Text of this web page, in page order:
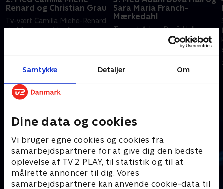
Samtykke Detaljer Om
Dine data og cookies
Vi bruger egne cookies og cookies fra
samarbejdspartnere for at give dig den bedste
oplevelse af TV 2 PLAY, til statistik og til at
målrette annoncer til dig. Vores
samarbejdspartnere kan anvende cookie-data til
Renard og Christian Grau
Tv-vært Camilla Miehe-Renard
skal forsøge at krejle
Holdkaptajnerne er Andreas
Bo og Annette Heick.
Sara Maria Franch-
Mærkedahl
Tv-vært Adam Duvå Hall og
podcaster og foredragsholder
Sara Maria Franch-Mærkedahl
tager udfordringen om en
plads i finalen op. Men har de
krejlertalent nok?
22. januar 2020 • 29 min
Andre så også